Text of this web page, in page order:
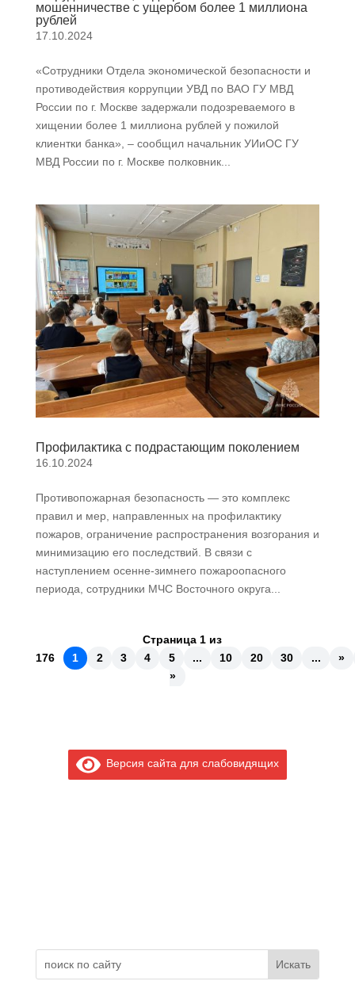
мошенничестве с ущербом более 1 миллиона
рублей
17.10.2024
«Сотрудники Отдела экономической безопасности и
противодействия коррупции УВД по ВАО ГУ МВД
России по г. Москве задержали подозреваемого в
хищении более 1 миллиона рублей у пожилой
клиентки банка», – сообщил начальник УИиОС ГУ
МВД России по г. Москве полковник...
Профилактика с подрастающим поколением
16.10.2024
Противопожарная безопасность — это комплекс
правил и мер, направленных на профилактику
пожаров, ограничение распространения возгорания и
минимизацию его последствий. В связи с
наступлением осенне-зимнего пожароопасного
периода, сотрудники МЧС Восточного округа...
Страница 1 из
176
1 2 3 4 5 ... 10 20 30 ...
»
»
Версия сайта для слабовидящих